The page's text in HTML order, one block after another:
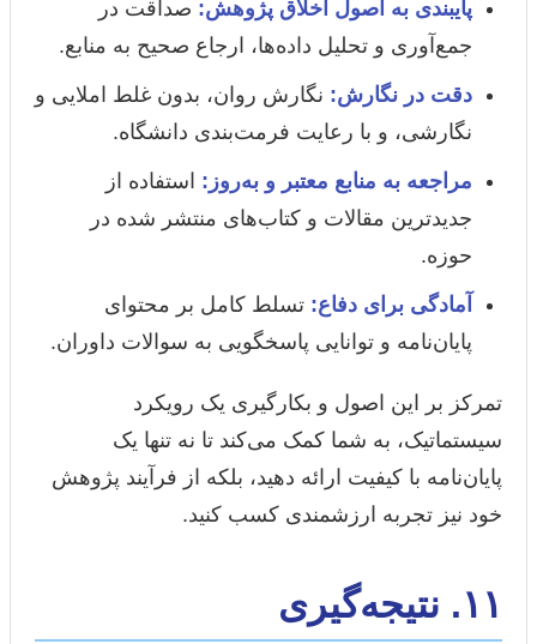
پایبندی به اصول اخلاق پژوهش: صداقت در
جمع‌آوری و تحلیل داده‌ها، ارجاع صحیح به منابع.
دقت در نگارش: نگارش روان، بدون غلط املایی و
نگارشی، و با رعایت فرمت‌بندی دانشگاه.
مراجعه به منابع معتبر و به‌روز: استفاده از
جدیدترین مقالات و کتاب‌های منتشر شده در
حوزه.
آمادگی برای دفاع: تسلط کامل بر محتوای
پایان‌نامه و توانایی پاسخگویی به سوالات داوران.
تمرکز بر این اصول و بکارگیری یک رویکرد
سیستماتیک، به شما کمک می‌کند تا نه تنها یک
پایان‌نامه با کیفیت ارائه دهید، بلکه از فرآیند پژوهش
خود نیز تجربه ارزشمندی کسب کنید.
۱۱. نتیجه‌گیری